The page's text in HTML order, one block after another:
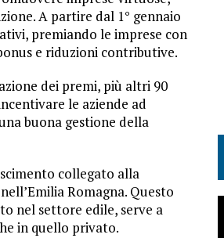
A partire dal 1° gennaio
premiando le imprese con
e riduzioni contributive.
dei premi, più altri 90
le aziende ad
buona gestione della
collegato alla
Romagna. Questo
nel settore edile, serve a
in quello privato.